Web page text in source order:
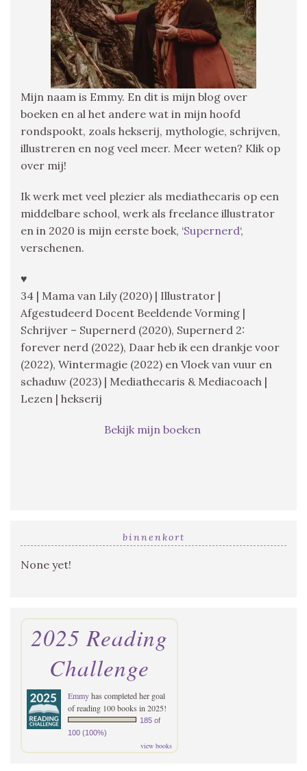
Mijn naam is Emmy. En dit is mijn blog over
boeken en al het andere wat in mijn hoofd
rondspookt, zoals hekserij, mythologie, schrijven,
illustreren en nog veel meer. Meer weten? Klik op
over mij!
Ik werk met veel plezier als mediathecaris op een
middelbare school, werk als freelance illustrator
en in 2020 is mijn eerste boek, ‘Supernerd‘,
verschenen.
♥
34 | Mama van Lily (2020) | Illustrator |
Afgestudeerd Docent Beeldende Vorming |
Schrijver – Supernerd (2020), Supernerd 2:
forever nerd (2022), Daar heb ik een drankje voor
(2022), Wintermagie (2022) en Vloek van vuur en
schaduw (2023) | Mediathecaris & Mediacoach |
Lezen | hekserij
Bekijk mijn boeken
binnenkort
None yet!
2025 Reading
Challenge
Emmyhas completed her goal
of reading 100 books in 2025!
185 of
100 (100%)
view books